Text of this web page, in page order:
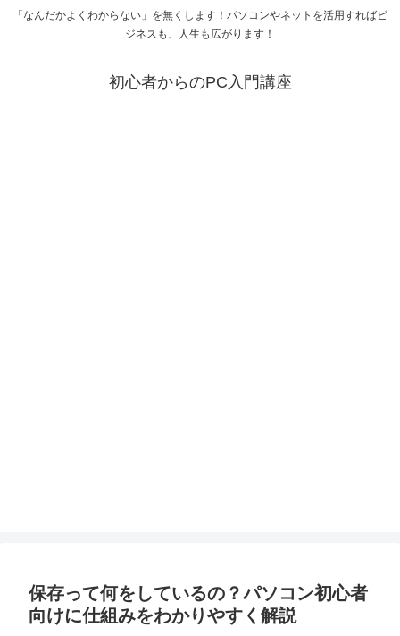
「なんだかよくわからない」を無くします！パソコンやネットを活用すればビ
ジネスも、人生も広がります！
初心者からのPC入門講座
保存って何をしているの？パソコン初心者
向けに仕組みをわかりやすく解説